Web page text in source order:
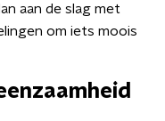
aan de slag met
om iets moois